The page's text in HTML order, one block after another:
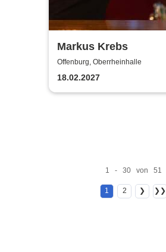
Markus Krebs
Offenburg, Oberrheinhalle
18.02.2027
1 - 30 von 51
1 2 ❯ ❯❯